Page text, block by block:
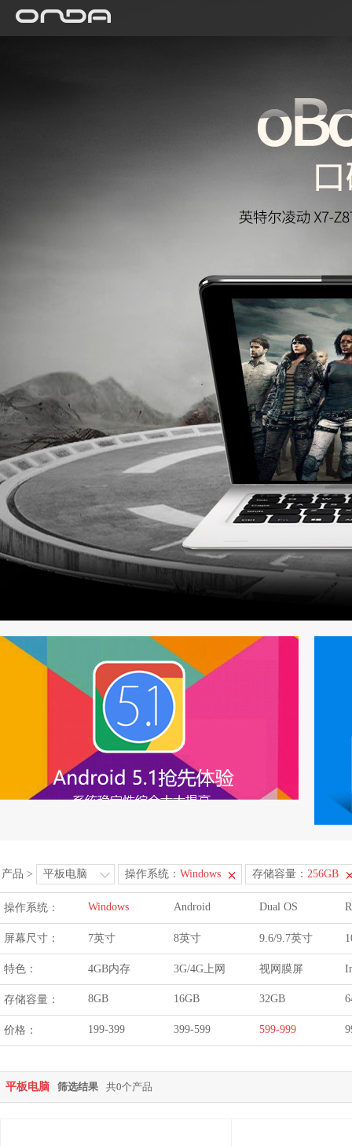
产品 > 平板电脑 操作系统： Windows 存储容量： 256GB
操作系统： Windows Android Dual OS
屏幕尺寸： 7英寸 8英寸 9.6/9.7英寸
特色： 4GB内存 3G/4G上网 视网膜屏
存储容量： 8GB 16GB 32GB
价格： 199-399 399-599 599-999
平板电脑 筛选结果 共0个产品